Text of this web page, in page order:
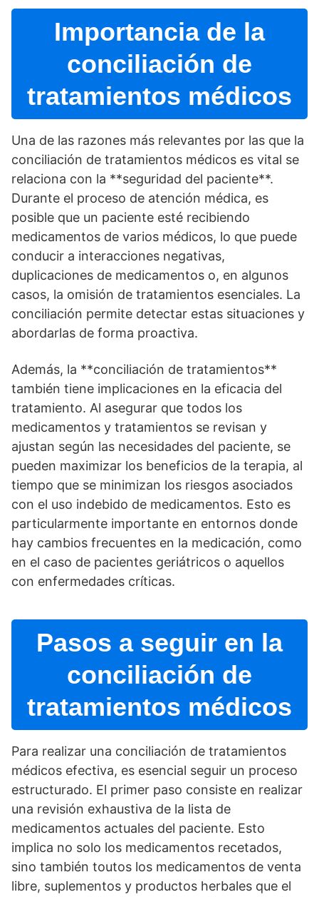
Importancia de la
conciliación de
tratamientos médicos
Una de las razones más relevantes por las que la
conciliación de tratamientos médicos es vital se
relaciona con la **seguridad del paciente**.
Durante el proceso de atención médica, es
posible que un paciente esté recibiendo
medicamentos de varios médicos, lo que puede
conducir a interacciones negativas,
duplicaciones de medicamentos o, en algunos
casos, la omisión de tratamientos esenciales. La
conciliación permite detectar estas situaciones y
abordarlas de forma proactiva.
Además, la **conciliación de tratamientos**
también tiene implicaciones en la eficacia del
tratamiento. Al asegurar que todos los
medicamentos y tratamientos se revisan y
ajustan según las necesidades del paciente, se
pueden maximizar los beneficios de la terapia, al
tiempo que se minimizan los riesgos asociados
con el uso indebido de medicamentos. Esto es
particularmente importante en entornos donde
hay cambios frecuentes en la medicación, como
en el caso de pacientes geriátricos o aquellos
con enfermedades crí­ticas.
Pasos a seguir en la
conciliación de
tratamientos médicos
Para realizar una conciliación de tratamientos
médicos efectiva, es esencial seguir un proceso
estructurado. El primer paso consiste en realizar
una revisión exhaustiva de la lista de
medicamentos actuales del paciente. Esto
implica no solo los medicamentos recetados,
sino también toutos los medicamentos de venta
libre, suplementos y productos herbales que el